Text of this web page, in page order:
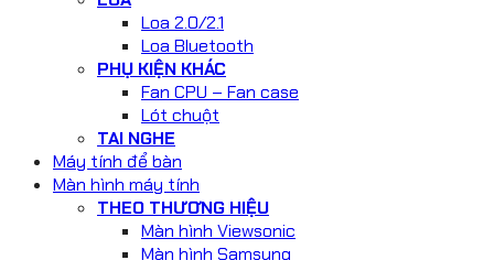
Loa 2.0/2.1
Loa Bluetooth
PHỤ KIỆN KHÁC
Fan CPU – Fan case
Lót chuột
TAI NGHE
Máy tính để bàn
Màn hình máy tính
THEO THƯƠNG HIỆU
Màn hình Viewsonic
Màn hình Samsung